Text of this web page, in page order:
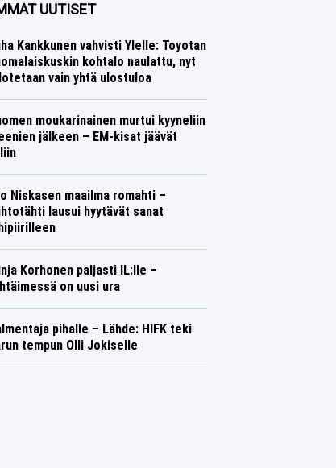
UUTISET
Kankkunen vahvisti Ylelle: Toyotan
kohtalo naulattu, nyt
vain yhtä ulostuloa
moukarinainen murtui kyyneliin
jälkeen – EM-kisat jäävät
Niskasen maailma romahti –
lausui hyytävät sanat
Korhonen paljasti IL:lle –
on uusi ura
pihalle – Lähde: HIFK teki
tempun Olli Jokiselle